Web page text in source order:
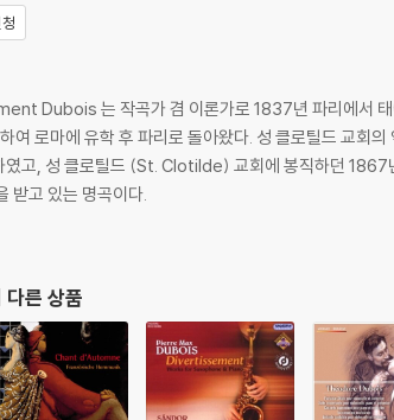
Dubois 는 작곡가 겸 이론가로 1837년 파리에서 태
여 로마에 유학 후 파리로 돌아왔다. 성 클로틸드 교회
였고, 성 클로틸드 (St. Clotilde) 교회에 봉직하던
받고 있는 명곡이다.
다른 상품